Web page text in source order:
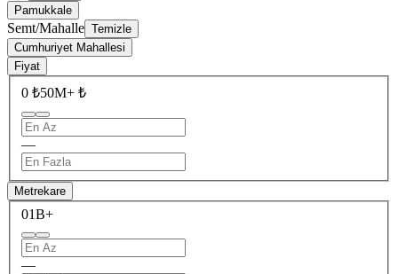
Pamukkale
Semt/Mahalle Temizle
Cumhuriyet Mahallesi
Fiyat
0 ₺50M+ ₺
—
Metrekare
01B+
—